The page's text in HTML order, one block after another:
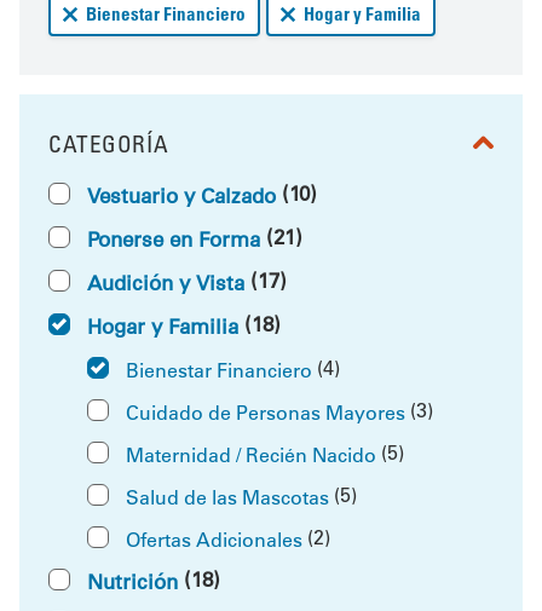
Remove Bienestar Financiero deals from your results
Bienestar Financiero Remove Hogar y Familia deals
Hogar y Familia
FILTRAR POR
CATEGORÍA
Vestuario y Calzado (10)
Ponerse en Forma (21)
Audición y Vista (17)
Hogar y Familia (18)
Bienestar Financiero (4)
Cuidado de Personas Mayores (3)
Maternidad / Recién Nacido (5)
Salud de las Mascotas (5)
Ofertas Adicionales (2)
Nutrición (18)